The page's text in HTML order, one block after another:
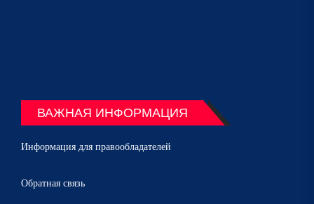
ВАЖНАЯ ИНФОРМАЦИЯ
Информация для правообладателей
Обратная связь